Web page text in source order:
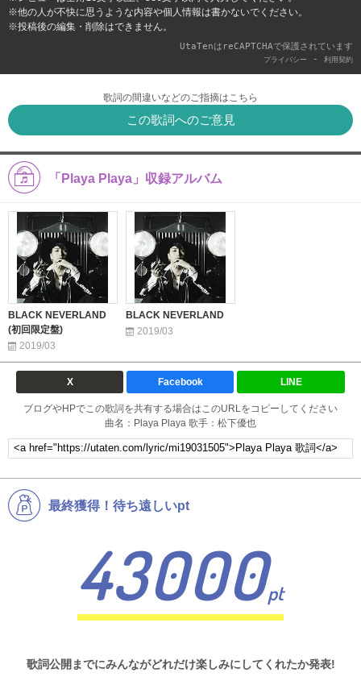
※他の人が不快に思うような内容や個人情報は書かないでください。
※投稿後の編集・削除はできません。
UtaTenはreCAPTCHAで保護されています
プライバシー - 利用契約
歌詞の間違いなどのご指摘はこちら
この歌詞へのご意見
「Playa Playa」収録アルバム
BLACK NEVERLAND
(初回限定盤)
2019/03
BLACK NEVERLAND
2019/03
X Facebook LINE
ブログやHPでこの歌詞を共有する場合はこのURLをコピーしてください
曲名：Playa Playa 歌手：松下優也
最終獲得！待ち遠しいpt
43000pt
歌詞公開までにみんながどれだけ楽しみにしてくれたか発表!